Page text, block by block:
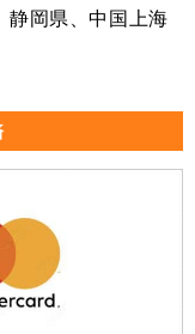
静岡県、中国上海